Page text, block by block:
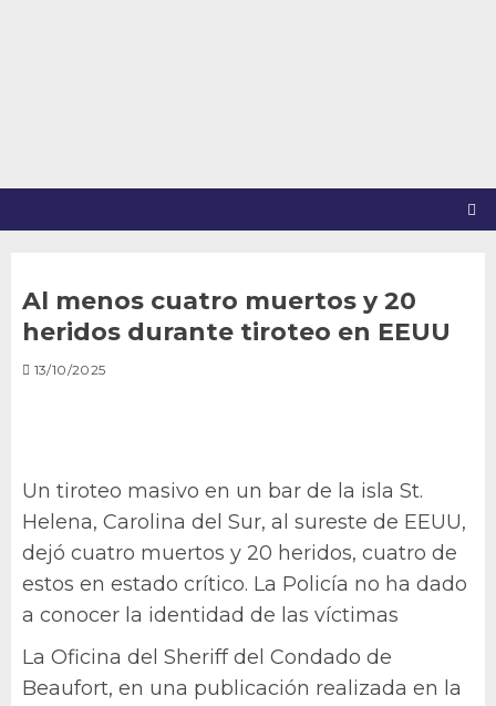
Al menos cuatro muertos y 20
heridos durante tiroteo en EEUU
13/10/2025
Un tiroteo masivo en un bar de la isla St.
Helena, Carolina del Sur, al sureste de EEUU,
dejó cuatro muertos y 20 heridos, cuatro de
estos en estado crítico. La Policía no ha dado
a conocer la identidad de las víctimas
La Oficina del Sheriff del Condado de
Beaufort, en una publicación realizada en la